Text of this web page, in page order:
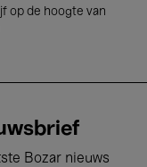
op de hoogte van
Bozar nieuws